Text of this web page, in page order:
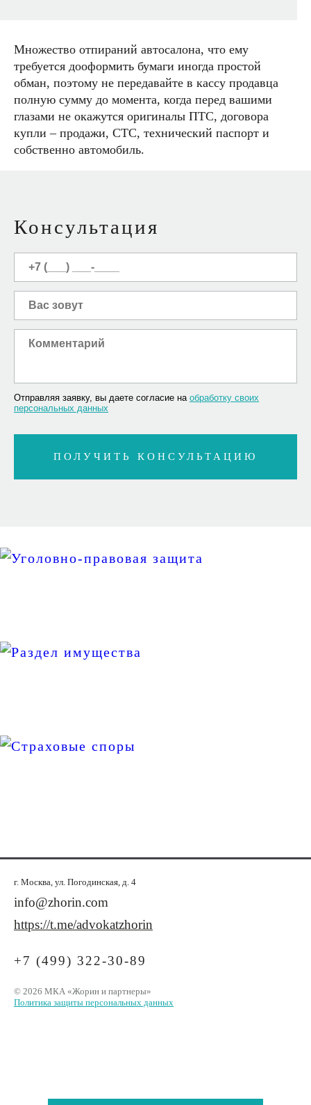
Множество отпираний автосалона, что ему
требуется дооформить бумаги иногда простой
обман, поэтому не передавайте в кассу продавца
полную сумму до момента, когда перед вашими
глазами не окажутся оригиналы ПТС, договора
купли – продажи, СТС, технический паспорт и
собственно автомобиль.
Консультация
Отправляя заявку, вы даете согласие на обработку своих
персональных данных
г. Москва, ул. Погодинская, д. 4
info@zhorin.com
https://t.me/advokatzhorin
+7 (499) 322-30-89
© 2026 МКА «Жорин и партнеры»
Политика защиты персональных данных